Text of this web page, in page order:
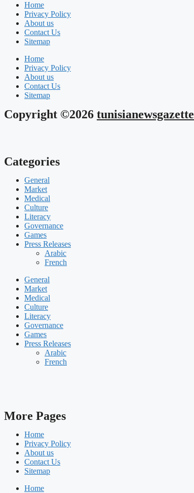
Home
Privacy Policy
About us
Contact Us
Sitemap
Home
Privacy Policy
About us
Contact Us
Sitemap
Copyright ©2026 tunisianewsgazette
Categories
General
Market
Medical
Culture
Literacy
Governance
Games
Press Releases
Arabic
French
General
Market
Medical
Culture
Literacy
Governance
Games
Press Releases
Arabic
French
More Pages
Home
Privacy Policy
About us
Contact Us
Sitemap
Home